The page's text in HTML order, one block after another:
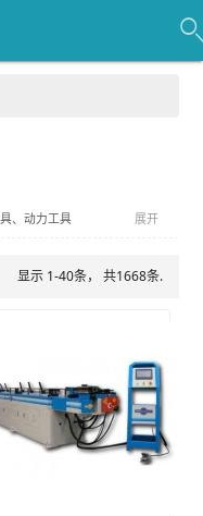
、动力工具
展开
显示 1-40条， 共1668条.